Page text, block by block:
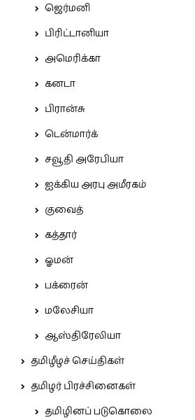
ஜெர்மனி
பிரிட்டானியா
அமெரிக்கா
கனடா
பிரான்சு
டென்மார்க்
சவூதி அரேபியா
ஐக்கிய அரபு அமீரகம்
குவைத்
கத்தார்
ஓமன்
பக்ரைன்
மலேசியா
ஆஸ்திரேலியா
தமிழீழச் செய்திகள்
தமிழர் பிரச்சினைகள்
தமிழினப் படுகொலை